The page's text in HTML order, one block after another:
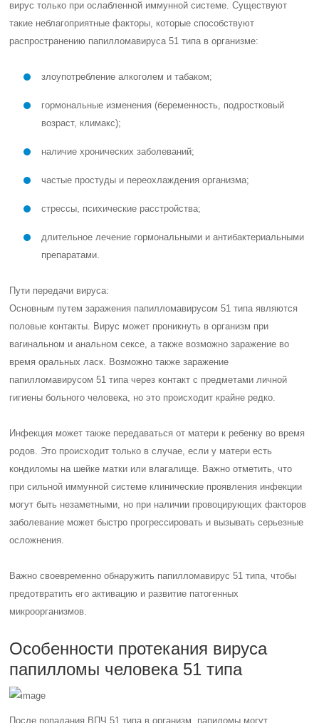
вирус только при ослабленной иммунной системе. Существуют
такие неблагоприятные факторы, которые способствуют
распространению папилломавируса 51 типа в организме:
злоупотребление алкоголем и табаком;
гормональные изменения (беременность, подростковый
возраст, климакс);
наличие хронических заболеваний;
частые простуды и переохлаждения организма;
стрессы, психические расстройства;
длительное лечение гормональными и антибактериальными
препаратами.
Пути передачи вируса:
Основным путем заражения папилломавирусом 51 типа являются
половые контакты. Вирус может проникнуть в организм при
вагинальном и анальном сексе, а также возможно заражение во
время оральных ласк. Возможно также заражение
папилломавирусом 51 типа через контакт с предметами личной
гигиены больного человека, но это происходит крайне редко.
Инфекция может также передаваться от матери к ребенку во время
родов. Это происходит только в случае, если у матери есть
кондиломы на шейке матки или влагалище. Важно отметить, что
при сильной иммунной системе клинические проявления инфекции
могут быть незаметными, но при наличии провоцирующих факторов
заболевание может быстро прогрессировать и вызывать серьезные
осложнения.
Важно своевременно обнаружить папилломавирус 51 типа, чтобы
предотвратить его активацию и развитие патогенных
микроорганизмов.
Особенности протекания вируса
папилломы человека 51 типа
После попадания ВПЧ 51 типа в организм, папиломы могут